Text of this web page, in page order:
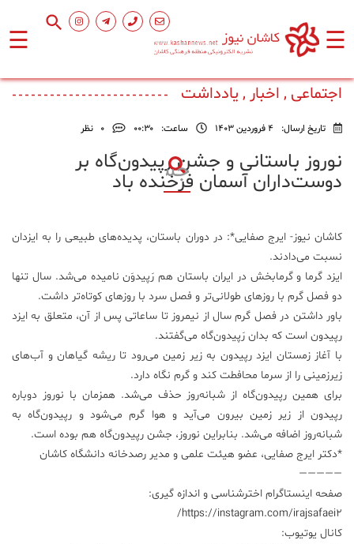
☰ ☰
اصلی
فرهنگ
ورزشی
محیط
زیست
علم
و
فناوری
عکس
پادکست
اجتماعی , اخبار , یادداشت
تاریخ ارسال: 4 فروردین 1403 ساعت: ۰۰:۳۰ 0 نظر
نوروز باستانی و جشن رپیدون‌گاه بر
دوست‌داران آسمان فرخنده باد
کاشان نیوز- ایرج صفایی*: در دوران باستان، پدیده‌های طبیعی را به ایزدان
نسبت می‌دادند.
ایزد گرما و گرمابخش در ایران باستان هم رَپیدوَن نامیده می‌شد. سال تنها
دو فصل گرم با روزهای طولانی‌تر و فصل سرد با روزهای کوتاه‌تر داشت.
باور داشتن در فصل گرم سال از نیمروز تا ساعاتی پس از آن، متعلق به ایزد
رپیدون است که بدان رَپیدون‌گاه می‌گفتند.
با آغاز زمستان ایزد رپیدون به زیر زمین می‌رود تا ریشه گیاهان و آب‌های
زیرزمینی را از سرما محافطت کند و گرم نگاه دارد.
برای همین رپیدون‌گاه از شبانه‌روز حذف می‌شد. همزمان با نوروز دوباره
رپیدون از زیر زمین بیرون می‌آید و هوا گرم می‌شود و رپیدون‌گاه به
شبانه‌روز اضافه می‌شد. بنابراین نوروز، جشن رپیدون‌گاه هم بوده است.
*دکتر ایرج صفایی، عضو هیئت علمی و مدیر رصدخانه دانشگاه کاشان
​—————
صفحه اینستاگرام اخترشناسی و اندازه گیری:
https://instagram.com/irajsafaei2/
کانال یوتیوب: